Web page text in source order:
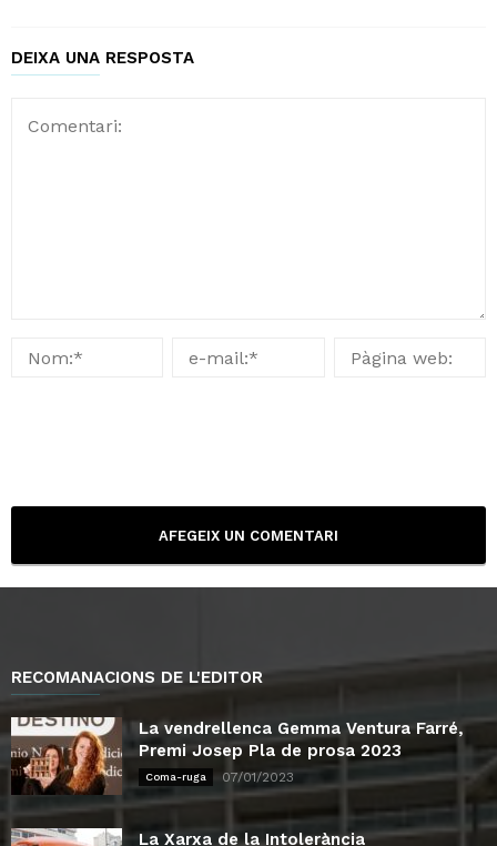
DEIXA UNA RESPOSTA
RECOMANACIONS DE L'EDITOR
La vendrellenca Gemma Ventura Farré,
Premi Josep Pla de prosa 2023
Coma-ruga 07/01/2023
La Xarxa de la Intolerància